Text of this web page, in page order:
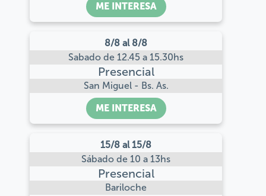
ME INTERESA
8/8 al 8/8
Sabado de 12.45 a 15.30hs
Presencial
San Miguel - Bs. As.
ME INTERESA
15/8 al 15/8
Sábado de 10 a 13hs
Presencial
Bariloche